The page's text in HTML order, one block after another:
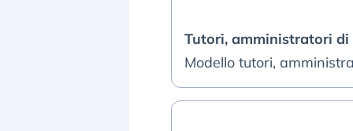
Tutori, amministratori
Modello tutori,